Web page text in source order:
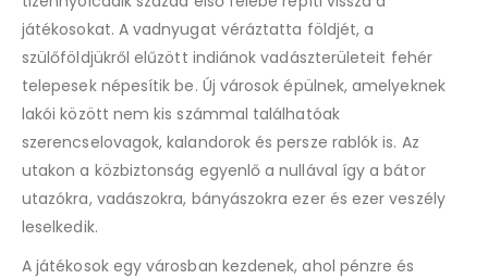
játékosokat. A vadnyugat véráztatta földjét, a
szülőföldjükről elűzött indiánok vadászterületeit fehér
telepesek népesítik be. Új városok épülnek, amelyeknek
lakói között nem kis számmal találhatóak
szerencselovagok, kalandorok és persze rablók is. Az
utakon a közbiztonság egyenlő a nullával így a bátor
utazókra, vadászokra, bányászokra ezer és ezer veszély
leselkedik.
A játékosok egy városban kezdenek, ahol pénzre és